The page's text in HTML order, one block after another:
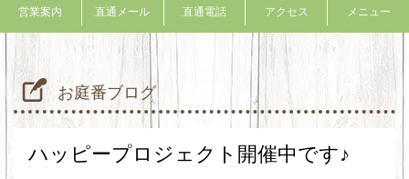
営業案内 直通メール 直通電話 アクセス メニュー
お庭番ブログ
ハッピープロジェクト開催中です♪